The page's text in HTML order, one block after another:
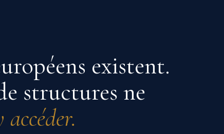
existent.
structures ne
accéder.